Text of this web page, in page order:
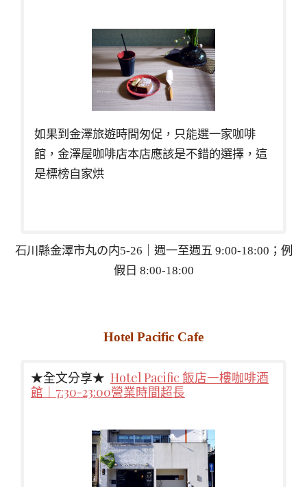
如果到金澤旅遊時間匆促，只能選一家咖啡
館，金澤屋咖啡店本店應該是不錯的選擇，這
是標榜自家烘
石川縣金澤市丸の内5-26｜週一至週五 9:00-18:00；例
假日 8:00-18:00
Hotel Pacific Cafe
★全文分享★ Hotel Pacific 飯店一樓咖啡酒
館｜7:30-23:00營業時間超長